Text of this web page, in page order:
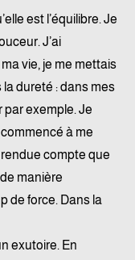
est l’équilibre. Je
J’ai
vie, je me mettais
la dureté : dans mes
par exemple. Je
commencé à me
compte que
manière
de force. Dans la
exutoire. En